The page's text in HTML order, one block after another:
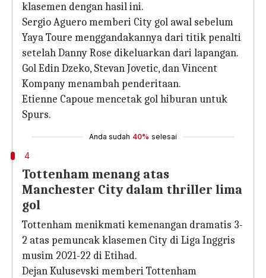
klasemen dengan hasil ini.
Sergio Aguero memberi City gol awal sebelum
Yaya Toure menggandakannya dari titik penalti
setelah Danny Rose dikeluarkan dari lapangan.
Gol Edin Dzeko, Stevan Jovetic, dan Vincent
Kompany menambah penderitaan.
Etienne Capoue mencetak gol hiburan untuk
Spurs.
Anda sudah 40% selesai
4
Tottenham menang atas
Manchester City dalam thriller lima
gol
Tottenham menikmati kemenangan dramatis 3-
2 atas pemuncak klasemen City di Liga Inggris
musim 2021-22 di Etihad.
Dejan Kulusevski memberi Tottenham